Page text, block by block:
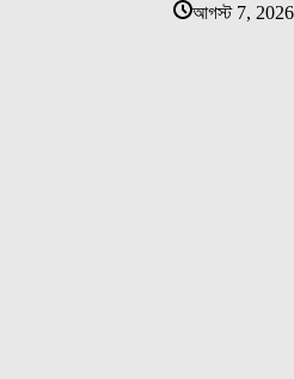
আগস্ট 7, 2026